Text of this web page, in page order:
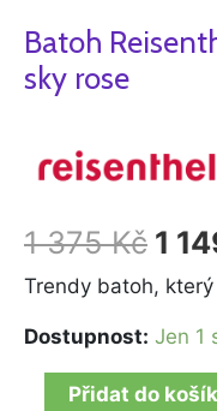
Batoh
sky rose
1 375Kč 1
Trendy batoh,
Dostupnost: Jen 1
Přidat do